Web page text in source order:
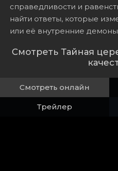
справедливости и
найти ответы, которые
или её внутренние
Смотреть Тайная
Смотреть онлайн
Трейлер